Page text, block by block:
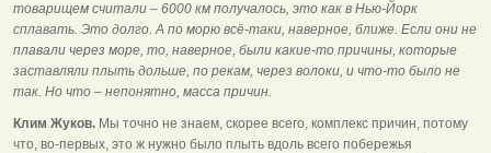
товарищем считали – 6000 км получалось, это как в Нью-Йорк
сплавать. Это долго. А по морю всё-таки, наверное, ближе. Если они не
плавали через море, то, наверное, были какие-то причины, которые
заставляли плыть дольше, по рекам, через волоки, и что-то было не
так. Но что – непонятно, масса причин.
Клим Жуков. Мы точно не знаем, скорее всего, комплекс причин, потому
что, во-первых, это ж нужно было плыть вдоль всего побережья